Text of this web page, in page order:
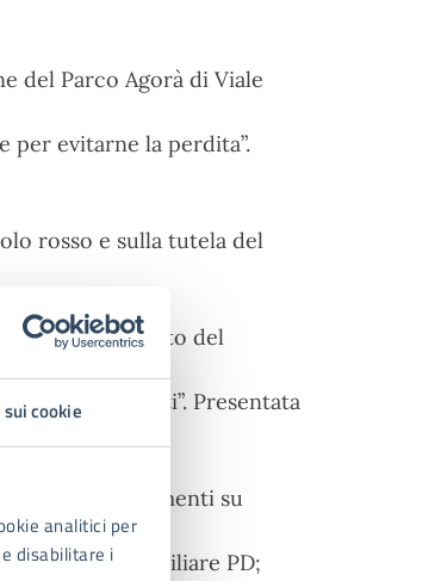
cookie
analitici per
disabilitare i
del Parco Agorà di Viale
evitarne la perdita”.
rosso e sulla tutela del
dei lavori rispetto del
– Via Giusti”. Presentata
chiarimenti su
gruppo Consiliare PD;